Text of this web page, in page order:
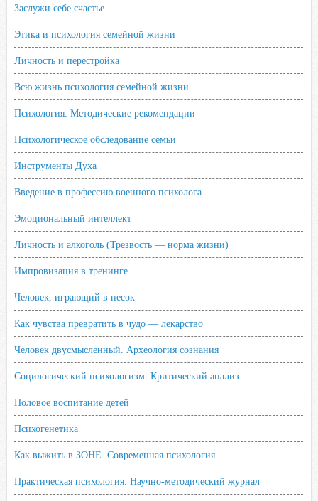
Заслужи себе счастье
Этика и психология семейной жизни
Личность и перестройка
Всю жизнь психология семейной жизни
Психология. Методические рекомендации
Психологическое обследование семьи
Инструменты Духа
Введение в профессию военного психолога
Эмоциональный интеллект
Личность и алкоголь (Трезвость — норма жизни)
Импровизация в тренинге
Человек, играющий в песок
Как чувства превратить в чудо — лекарство
Человек двусмысленный. Археология сознания
Социлогический психологизм. Критический анализ
Половое воспитание детей
Психогенетика
Как выжить в ЗОНЕ. Современная психология.
Практическая психология. Научно-методический журнал